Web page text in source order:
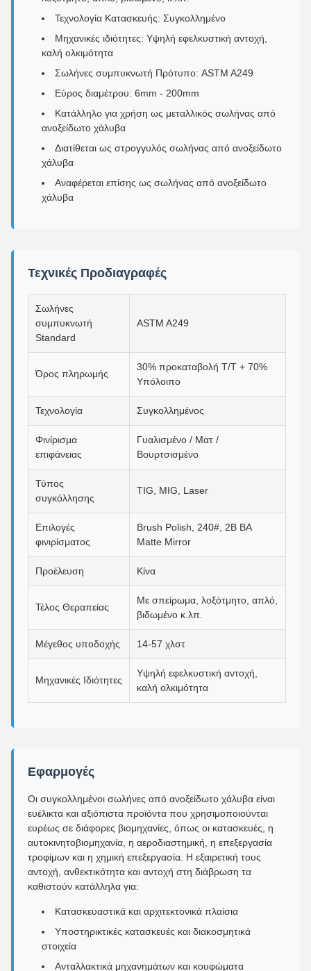
Τεχνολογία Κατασκευής: Συγκολλημένο
Μηχανικές ιδιότητες: Υψηλή εφελκυστική αντοχή,
καλή ολκιμότητα
Σωλήνες συμπυκνωτή Πρότυπο: ASTM A249
Εύρος διαμέτρου: 6mm - 200mm
Κατάλληλο για χρήση ως μεταλλικός σωλήνας από
ανοξείδωτο χάλυβα
Διατίθεται ως στρογγυλός σωλήνας από ανοξείδωτο
χάλυβα
Αναφέρεται επίσης ως σωλήνας από ανοξείδωτο
χάλυβα
Τεχνικές Προδιαγραφές
Σωλήνες
συμπυκνωτή
Standard
ASTM A249
Όρος πληρωμής
30% προκαταβολή T/T + 70%
Υπόλοιπο
Τεχνολογία Συγκολλημένος
Φινίρισμα
επιφάνειας
Γυαλισμένο / Ματ /
Βουρτσισμένο
Τύπος
συγκόλλησης
TIG, MIG, Laser
Επιλογές
φινιρίσματος
Brush Polish, 240#, 2B BA
Matte Mirror
Προέλευση Κίνα
Τέλος Θεραπείας
Με σπείρωμα, λοξότμητο, απλό,
βιδωμένο κ.λπ.
Μέγεθος υποδοχής 14-57 χλστ
Μηχανικές Ιδιότητες
Υψηλή εφελκυστική αντοχή,
καλή ολκιμότητα
Εφαρμογές
Οι συγκολλημένοι σωλήνες από ανοξείδωτο χάλυβα είναι
ευέλικτα και αξιόπιστα προϊόντα που χρησιμοποιούνται
ευρέως σε διάφορες βιομηχανίες, όπως οι κατασκευές, η
αυτοκινητοβιομηχανία, η αεροδιαστημική, η επεξεργασία
τροφίμων και η χημική επεξεργασία. Η εξαιρετική τους
αντοχή, ανθεκτικότητα και αντοχή στη διάβρωση τα
καθιστούν κατάλληλα για:
Κατασκευαστικά και αρχιτεκτονικά πλαίσια
Υποστηρικτικές κατασκευές και διακοσμητικά
στοιχεία
Ανταλλακτικά μηχανημάτων και κουφώματα